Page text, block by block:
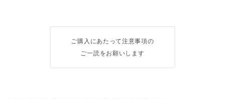
ご購入にあたって注意事項の
ご一読をお願いします